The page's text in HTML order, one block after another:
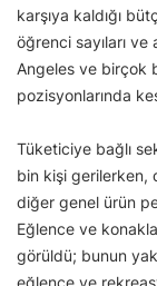
karşıya kaldığı
öğrenci sayıları
Angeles ve birçok
pozisyonlarında
Tüketiciye bağlı
bin kişi gerilerken,
diğer genel ürün
Eğlence ve
görüldü; bunun